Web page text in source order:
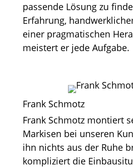
passende Lösung zu
Erfahrung,
einer pragmatischen
meistert er jede Aufgabe.
Frank Schmotz
Frank Schmotz montiert
Markisen bei unseren
ihn nichts aus der Ruhe
kompliziert die